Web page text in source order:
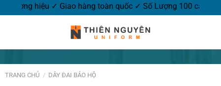
hiệu ✓ Giao hàng toàn quốc ✓ Số Lượng 100 cái.
TRANG CHỦ / DÂY ĐAI BẢO HỘ